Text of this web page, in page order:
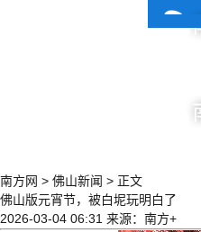
南方网 > 佛山新闻 > 正文
佛山版元宵节，被白坭玩明白了
2026-03-04 06:31 来源：南方+